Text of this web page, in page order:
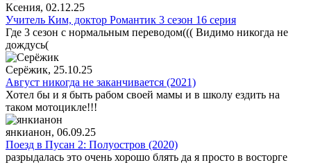
Ксения, 02.12.25
Учитель Ким, доктор Романтик 3 сезон 16 серия
Где 3 сезон с нормальным переводом((( Видимо никогда не
дождусь(
Серёжик, 25.10.25
Август никогда не заканчивается (2021)
Хотел бы и я быть рабом своей мамы и в школу ездить на
таком мотоцикле!!!
янкианон, 06.09.25
Поезд в Пусан 2: Полуостров (2020)
разрыдалась это очень хорошо блять да я просто в восторге